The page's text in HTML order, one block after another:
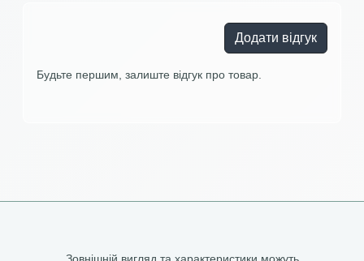
Додати відгук
Будьте першим, залиште відгук про товар.
Зовнішній вигляд та характеристики можуть